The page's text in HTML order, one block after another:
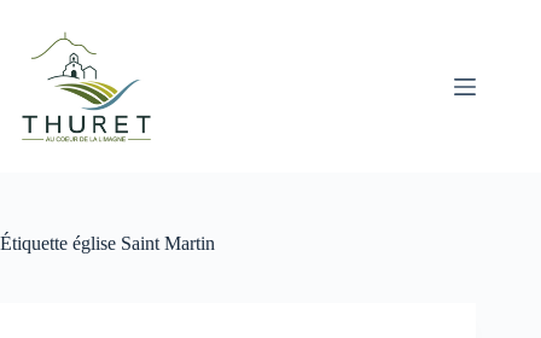
contenu
Étiquette église Saint Martin